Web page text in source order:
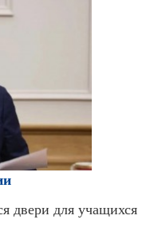
двери для учащихся